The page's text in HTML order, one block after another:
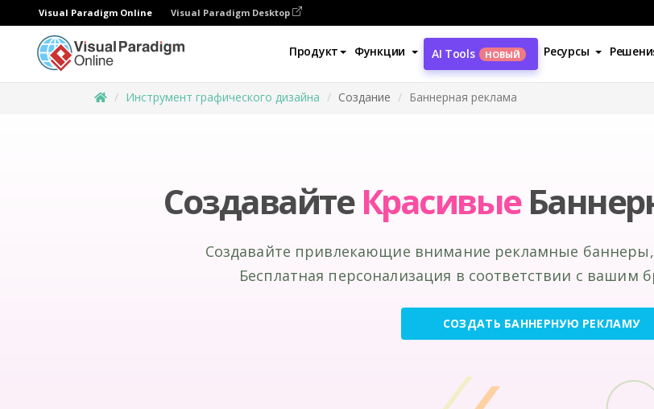
Visual Paradigm Online Visual Paradigm Desktop
Продукт Функции AI Tools НОВЫЙ Ресурсы
Инструмент графического дизайна Создание Баннерная реклама
СоздавайтеКрасивые
Создавайте привлекающие внимание рекламные
Бесплатная персонализация в соответствии с
СОЗДАТЬ БАННЕРНУЮ РЕКЛАМУ